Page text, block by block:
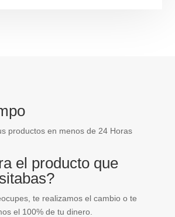
productos en menos de 24 Horas
el producto que
te realizamos el cambio o te
el 100% de tu dinero.